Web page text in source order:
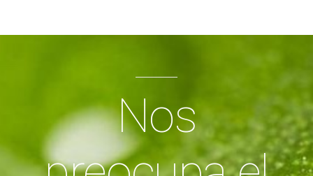
Nos